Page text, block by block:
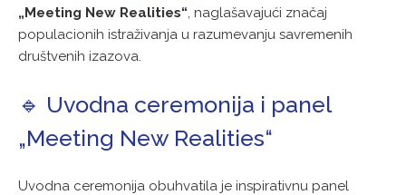
„Meeting New Realities“, naglašavajući značaj
populacionih istraživanja u razumevanju savremenih
društvenih izazova.
🔹 Uvodna ceremonija i panel
„Meeting New Realities“
Uvodna ceremonija obuhvatila je inspirativnu panel